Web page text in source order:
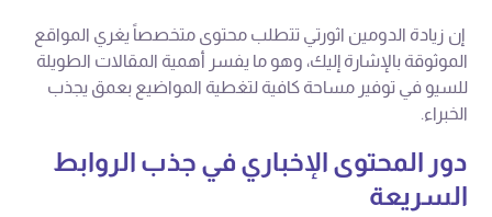
إن زيادة الدومين اثورتي تتطلب محتوى متخصصاً يغري المواقع
الموثوقة بالإشارة إليك، وهو ما يفسر أهمية المقالات الطويلة
للسيو في توفير مساحة كافية لتغطية المواضيع بعمق يجذب
الخبراء.
دور المحتوى الإخباري في جذب الروابط
السريعة